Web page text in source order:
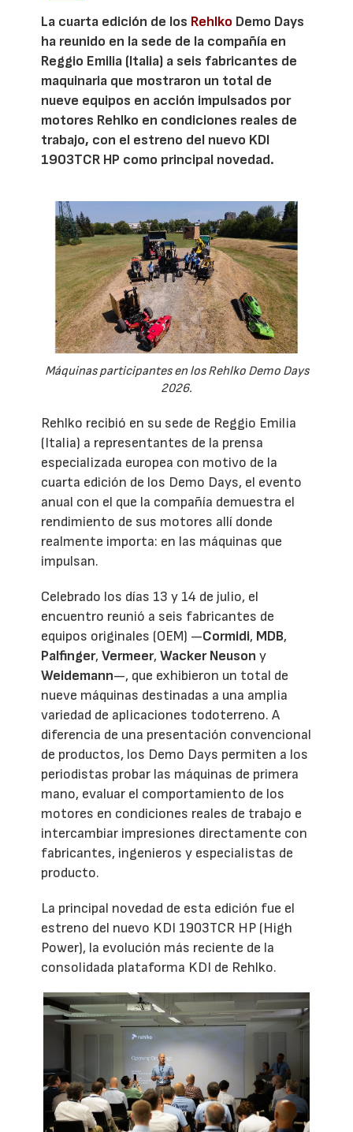
La cuarta edición de los Rehlko Demo Days
ha reunido en la sede de la compañía en
Reggio Emilia (Italia) a seis fabricantes de
maquinaria que mostraron un total de
nueve equipos en acción impulsados por
motores Rehlko en condiciones reales de
trabajo, con el estreno del nuevo KDI
1903TCR HP como principal novedad.
Máquinas participantes en los Rehlko Demo Days
2026.
Rehlko recibió en su sede de Reggio Emilia
(Italia) a representantes de la prensa
especializada europea con motivo de la
cuarta edición de los Demo Days, el evento
anual con el que la compañía demuestra el
rendimiento de sus motores allí donde
realmente importa: en las máquinas que
impulsan.
Celebrado los días 13 y 14 de julio, el
encuentro reunió a seis fabricantes de
equipos originales (OEM) —Cormidi, MDB,
Palfinger,Vermeer,Wacker Neuson y
Weidemann—, que exhibieron un total de
nueve máquinas destinadas a una amplia
variedad de aplicaciones todoterreno. A
diferencia de una presentación convencional
de productos, los Demo Days permiten a los
periodistas probar las máquinas de primera
mano, evaluar el comportamiento de los
motores en condiciones reales de trabajo e
intercambiar impresiones directamente con
fabricantes, ingenieros y especialistas de
producto.
La principal novedad de esta edición fue el
estreno del nuevo KDI 1903TCR HP (High
Power), la evolución más reciente de la
consolidada plataforma KDI de Rehlko.